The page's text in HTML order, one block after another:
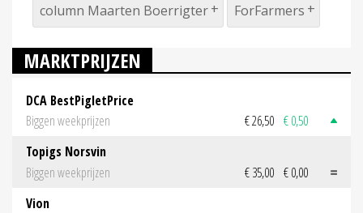
column Maarten Boerrigter ForFarmers
MARKTPRIJZEN
DCA BestPigletPrice
Biggen weekprijzen
€ 26,50 € 0,50
Topigs Norsvin
Biggen weekprijzen
€ 35,00 € 0,00
Vion